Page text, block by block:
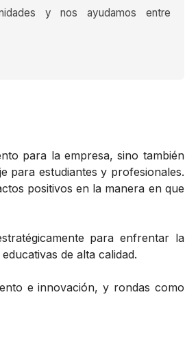
y nos ayudamos entre
para la empresa, sino también
para estudiantes y profesionales.
positivos en la manera en que
para enfrentar la
de alta calidad.
e innovación, y rondas como